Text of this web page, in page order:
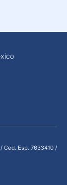
Ced. Esp. 7633410 /